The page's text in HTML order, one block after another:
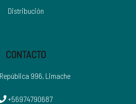
Distribución
CONTACTO
996, Limache
+56974790687